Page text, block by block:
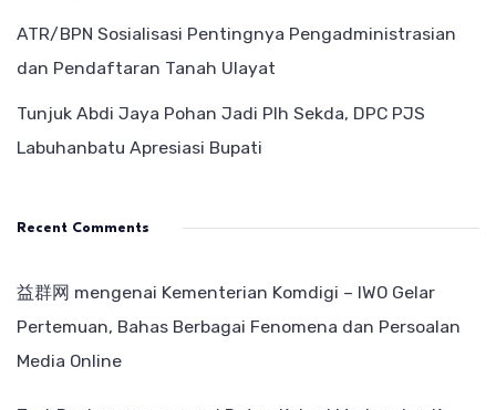
ATR/BPN Sosialisasi Pentingnya Pengadministrasian
dan Pendaftaran Tanah Ulayat
Tunjuk Abdi Jaya Pohan Jadi Plh Sekda, DPC PJS
Labuhanbatu Apresiasi Bupati
Recent Comments
益群网 mengenai Kementerian Komdigi – IWO Gelar
Pertemuan, Bahas Berbagai Fenomena dan Persoalan
Media Online